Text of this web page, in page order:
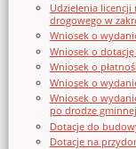
Udzielenia
drogowego w
Wniosek o
Wniosek o dotację
Wniosek o
Wniosek o
Wniosek o
po drodze
Dotacje do
Dotacje na